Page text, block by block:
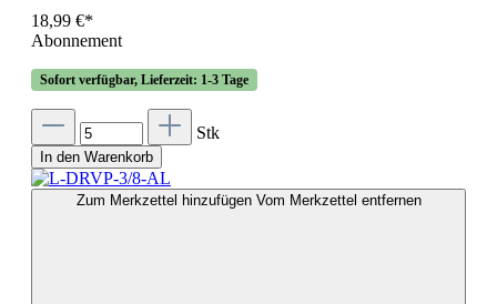
18,99 €*
Abonnement
Sofort verfügbar, Lieferzeit: 1-3 Tage
Stk
In den Warenkorb
Zum Merkzettel hinzufügen Vom Merkzettel entfernen